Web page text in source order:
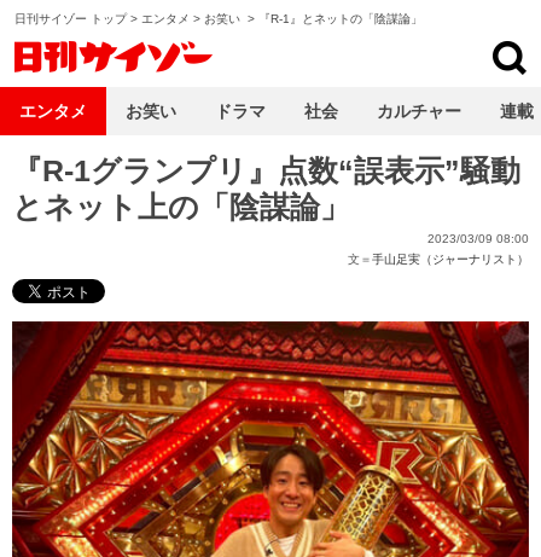
日刊サイゾー トップ> エンタメ > お笑い > 『R-1』とネットの「陰謀論」
『R-1グランプリ』点数“誤表示”騒動
とネット上の「陰謀論」
2023/03/09 08:00
文＝手山足実（ジャーナリスト）
エンタメ お笑い ドラマ 社会 カルチャー 連載